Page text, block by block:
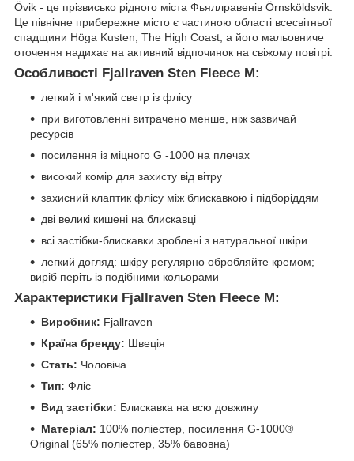
Övik - це прізвисько рідного міста Фьяллравенів Örnsköldsvik.
Це північне прибережне місто є частиною області всесвітньої
спадщини Höga Kusten, The High Coast, а його мальовниче
оточення надихає на активний відпочинок на свіжому повітрі.
Особливості Fjallraven Sten Fleece M:
легкий і м'який светр із флісу
при виготовленні витрачено менше, ніж зазвичай
ресурсів
посилення із міцного G -1000 на плечах
високий комір для захисту від вітру
захисний клаптик флісу між блискавкою і підборіддям
дві великі кишені на блискавці
всі застібки-блискавки зроблені з натуральної шкіри
легкий догляд: шкіру регулярно обробляйте кремом;
виріб періть із подібними кольорами
Характеристики Fjallraven Sten Fleece M:
Виробник: Fjallraven
Країна бренду: Швеція
Стать: Чоловіча
Тип: Фліс
Вид застібки: Блискавка на всю довжину
Матеріал: 100% поліестер, посилення G-1000®
Original (65% поліестер, 35% бавовна)